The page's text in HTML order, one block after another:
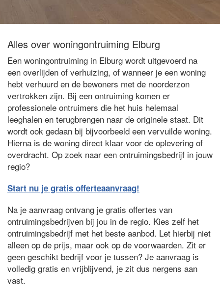
Alles over woningontruiming Elburg
Een woningontruiming in Elburg wordt uitgevoerd na
een overlijden of verhuizing, of wanneer je een woning
hebt verhuurd en de bewoners met de noorderzon
vertrokken zijn. Bij een ontruiming komen er
professionele ontruimers die het huis helemaal
leeghalen en terugbrengen naar de originele staat. Dit
wordt ook gedaan bij bijvoorbeeld een vervuilde woning.
Hierna is de woning direct klaar voor de oplevering of
overdracht. Op zoek naar een ontruimingsbedrijf in jouw
regio?
Start nu je gratis offerteaanvraag!
Na je aanvraag ontvang je gratis offertes van
ontruimingsbedrijven bij jou in de regio. Kies zelf het
ontruimingsbedrijf met het beste aanbod. Let hierbij niet
alleen op de prijs, maar ook op de voorwaarden. Zit er
geen geschikt bedrijf voor je tussen? Je aanvraag is
volledig gratis en vrijblijvend, je zit dus nergens aan
vast.